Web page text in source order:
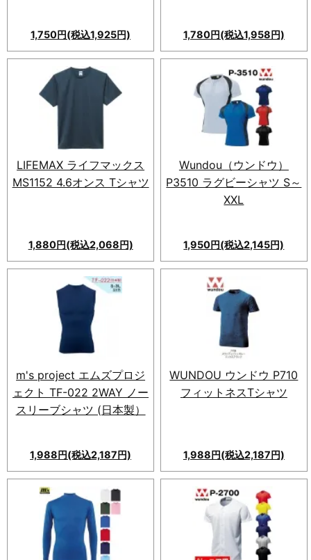
1,750円(税込1,925円) 1,780円(税込1,958円)
環境に配慮したリサイクル素材
を使用したm's project エコT
シャツ。男女兼用で吸汗速乾、
9色展開、大きなサイズ対応。
シンプルで洗練されたデザイ
ン。
LIFEMAX ライフマックス
MS1152 4.6オンス Tシャツ
1,880円(税込2,068円)
Wundou（ウンドウ）
P3510 ラグビーシャツ S～
XXL
1,950円(税込2,145円)
m's project エムズプロジ
ェクト TF-022 2WAY ノー
スリーブシャツ (日本製）
1,988円(税込2,187円)
m's project エムズプロジェク
ト TF-022 2WAY ノースリー
ブシャツ。高機能素材で快適な
着心地を実現。吸湿速乾性も優
れ、アクティブなライフスタイ
WUNDOU ウンドウ P710
フィットネスTシャツ
1,988円(税込2,187円)